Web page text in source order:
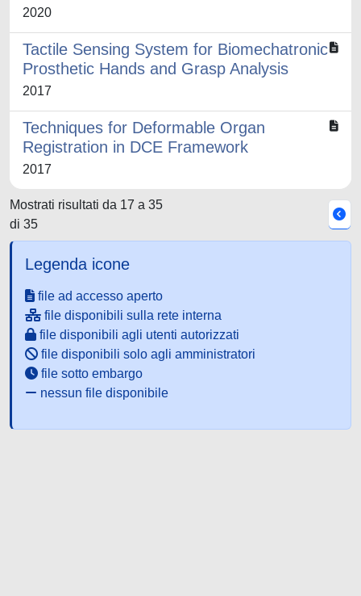
2020
Tactile Sensing System for Biomechatronic
Prosthetic Hands and Grasp Analysis
2017
Techniques for Deformable Organ
Registration in DCE Framework
2017
Mostrati risultati da 17 a 35
di 35
Legenda icone
file ad accesso aperto
file disponibili sulla rete interna
file disponibili agli utenti autorizzati
file disponibili solo agli amministratori
file sotto embargo
nessun file disponibile